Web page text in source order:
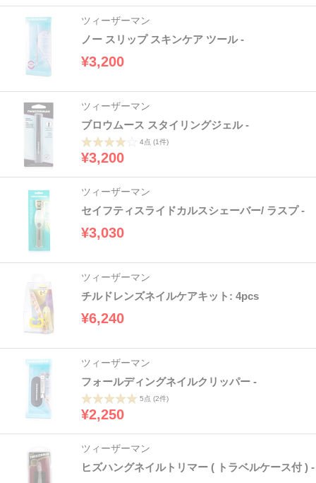
ツィーザーマン
ノー スリップ スキンケア ツール -
¥3,200
ツィーザーマン
ブロウムース スタイリングジェル -
4点 (1件)
¥3,200
ツィーザーマン
セイフティスライドカルスシェーバー/ ラスプ -
¥3,030
ツィーザーマン
チルドレンズネイルケアキット: 4pcs
¥6,240
ツィーザーマン
フォールディングネイルクリッパー -
5点 (2件)
¥2,250
ツィーザーマン
ヒズハングネイルトリマー ( トラベルケース付 ) -